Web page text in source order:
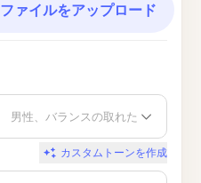
ファイルをアップロード
男性、バランスの取れた
カスタムトーンを作成